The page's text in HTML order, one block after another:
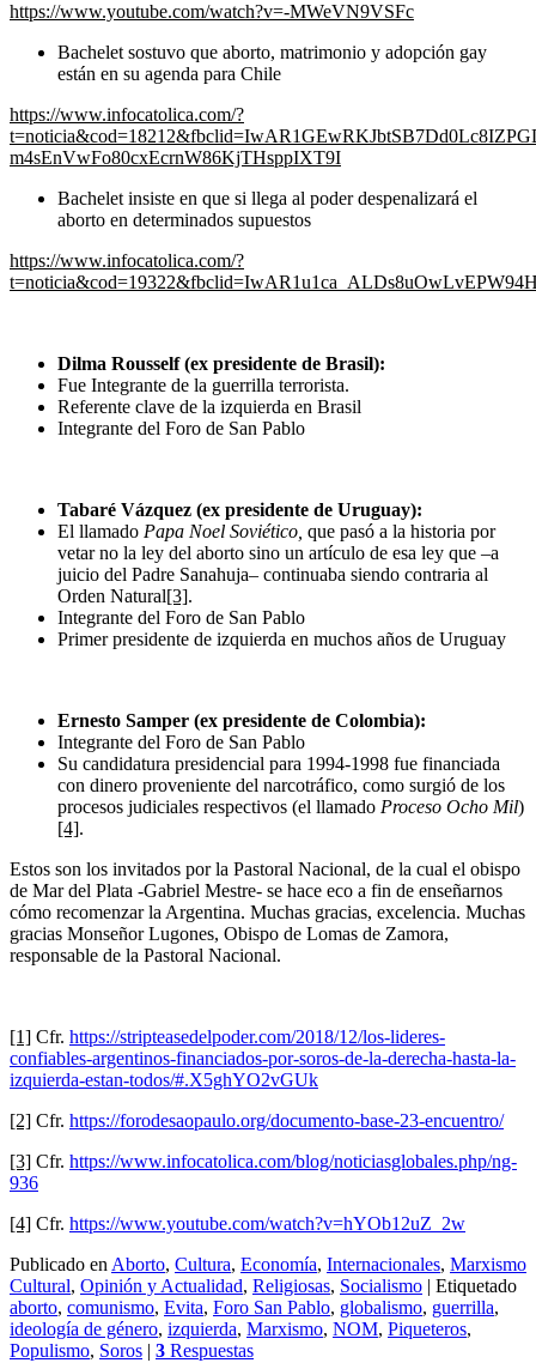
https://www.youtube.com/watch?v=-MWeVN9VSFc
Bachelet sostuvo que aborto, matrimonio y adopción gay
están en su agenda para Chile
https://www.infocatolica.com/?
m4sEnVwFo80cxEcrnW86KjTHsppIXT9I
Bachelet insiste en que si llega al poder despenalizará el
aborto en determinados supuestos
https://www.infocatolica.com/?
Dilma Rousself (ex presidente de Brasil):
Fue Integrante de la guerrilla terrorista.
Referente clave de la izquierda en Brasil
Integrante del Foro de San Pablo
Tabaré Vázquez (ex presidente de Uruguay):
El llamado Papa Noel Soviético, que pasó a la historia por
vetar no la ley del aborto sino un artículo de esa ley que –a
juicio del Padre Sanahuja– continuaba siendo contraria al
Orden Natural[3].
Integrante del Foro de San Pablo
Primer presidente de izquierda en muchos años de Uruguay
Ernesto Samper (ex presidente de Colombia):
Integrante del Foro de San Pablo
Su candidatura presidencial para 1994-1998 fue financiada
con dinero proveniente del narcotráfico, como surgió de los
procesos judiciales respectivos (el llamado Proceso Ocho Mil)
[4].
Estos son los invitados por la Pastoral Nacional, de la cual el obispo
de Mar del Plata -Gabriel Mestre- se hace eco a fin de enseñarnos
cómo recomenzar la Argentina. Muchas gracias, excelencia. Muchas
gracias Monseñor Lugones, Obispo de Lomas de Zamora,
responsable de la Pastoral Nacional.
[1] Cfr. https://stripteasedelpoder.com/2018/12/los-lideres-
confiables-argentinos-financiados-por-soros-de-la-derecha-hasta-la-
izquierda-estan-todos/#.X5ghYO2vGUk
[2] Cfr. https://forodesaopaulo.org/documento-base-23-encuentro/
[3] Cfr. https://www.infocatolica.com/blog/noticiasglobales.php/ng-
936
[4] Cfr. https://www.youtube.com/watch?v=hYOb12uZ_2w
Publicado en Aborto, Cultura, Economía, Internacionales, Marxismo
Cultural, Opinión y Actualidad, Religiosas, Socialismo | Etiquetado
aborto, comunismo, Evita, Foro San Pablo, globalismo, guerrilla,
ideología de género, izquierda, Marxismo, NOM, Piqueteros,
Populismo, Soros | 3 Respuestas